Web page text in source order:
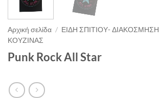
Αρχική σελίδα / ΕΙΔΗ ΣΠΙΤΙΟΥ- ΔΙΑΚΟΣΜΗΣΗ
ΚΟΥΖΙΝΑΣ
Punk Rock All Star